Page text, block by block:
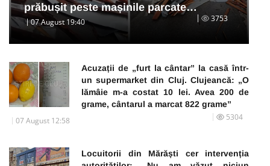
prăbușit peste mașinile parcate…
07 August 19:40 3753
Acuzații de „furt la cântar” la casă într-
un supermarket din Cluj. Clujeancă: „O
lămâie m-a costat 10 lei. Avea 200 de
grame, cântarul a marcat 822 grame”
07 August 12:58 5304
Locuitorii din Mărăști cer intervenția